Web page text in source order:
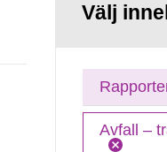
Välj
Avfall –